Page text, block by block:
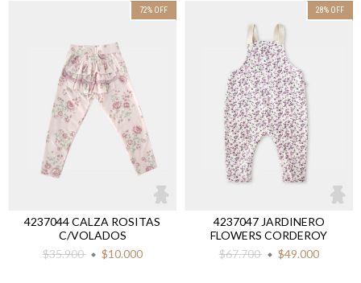
72% OFF
4237044 CALZA ROSITAS
C/VOLADOS
$35.900
$10.000
28% OFF
4237047 JARDINERO
FLOWERS CORDEROY
$67.700
$49.000